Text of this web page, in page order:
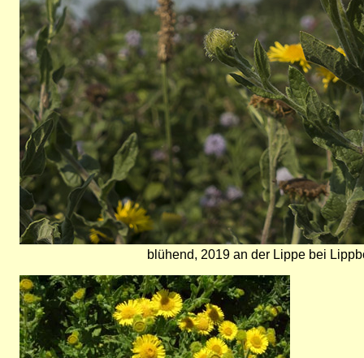
blühend, 2019 an der Lippe bei
Bild